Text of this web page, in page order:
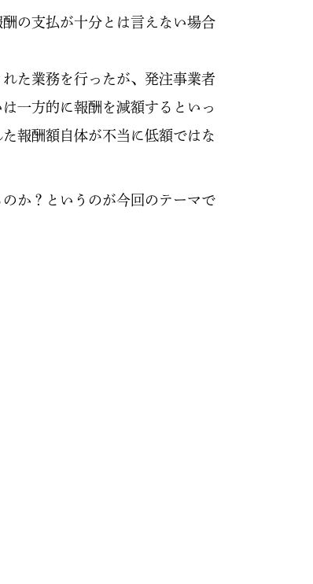
の支払が十分とは言えない場合
た業務を行ったが、発注事業者
一方的に報酬を減額するといっ
報酬額自体が不当に低額ではな
か？というのが今回のテーマで